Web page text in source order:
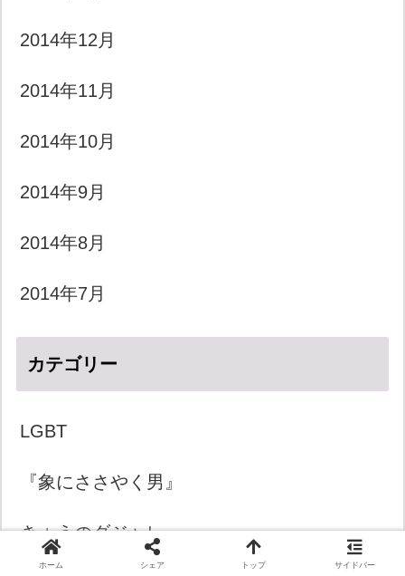
2014年12月
2014年11月
2014年10月
2014年9月
2014年8月
2014年7月
カテゴリー
LGBT
『象にささやく男』
きょうのダジャレ
ホーム シェア トップ サイドバー